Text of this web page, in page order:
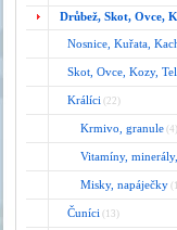
Drůbež, Skot, Ovce,
Nosnice, Kuřata,
Skot, Ovce, Kozy,
Králíci (22)
Krmivo, granule (4)
Vitamíny, minerály,
Misky, napáječky
Čuníci (13)